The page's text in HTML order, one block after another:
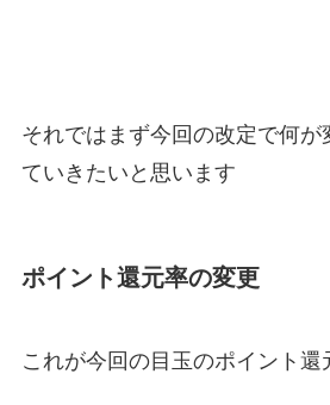
それではまず今回の改定で何が
ていきたいと思います
ポイント還元率の変更
これが今回の目玉のポイント還